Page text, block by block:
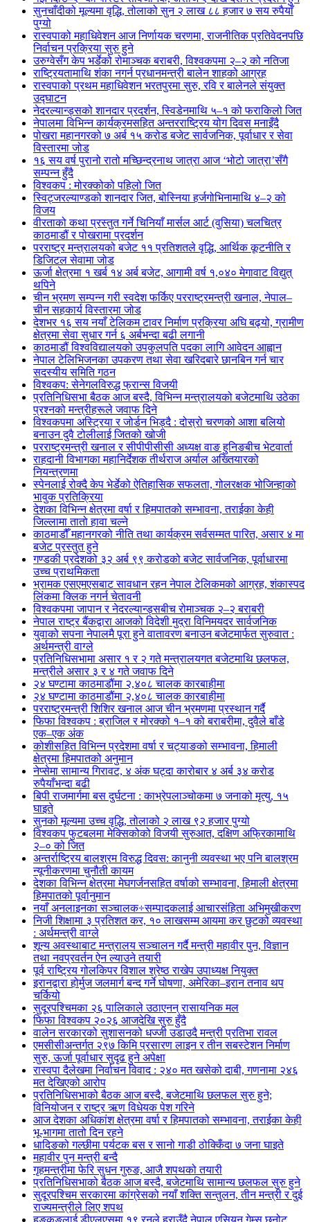
सुनचाँदीको मूल्यमा वृद्धि, तोलाको सुन २ लाख ८८ हजार ७ सय रुपैयाँ
पुग्यो
रास्वपाको महाधिवेशन आज निर्णायक चरणमा, राजनीतिक प्रतिवेदनपछि
निर्वाचन प्रक्रिया सुरु हुने
उरुग्वेसँग केप भर्डेको रोमाञ्चक बराबरी, विश्वकपमा २–२ को नतिजा
राष्ट्रियतामाथि शंका नगर्न प्रधानमन्त्री बालेन शाहको आग्रह
रास्वपाको प्रथम महाधिवेशन भरतपुरमा सुरु, रवि र बालेनले संयुक्त
उद्घाटन
नेदरल्यान्ड्सको शानदार प्रदर्शन, स्विडेनमाथि ५–१ को फराकिलो जित
नेपालमा विभिन्न कार्यक्रमसहित अन्तरराष्ट्रिय योग दिवस मनाइँदै
पोखरा महानगरको ७ अर्ब १५ करोड बजेट सार्वजनिक, पूर्वाधार र सेवा
विस्तारमा जोड
१६ सय वर्ष पुरानो रातो मच्छिन्द्रनाथ जात्रा आज ‘भोटो जात्रा’सँगै
सम्पन्न हुँदै
विश्वकप : मोरक्कोको पहिलो जित
स्विट्जरल्याण्डको शानदार जित, बोस्निया हर्जगोभिनामाथि ४–२ को
विजय
वीरताको कथा प्रस्तुत गर्ने चिनियाँ मार्सल आर्ट (वुसिया) चलचित्र
काठमाडौं र पोखरामा प्रदर्शन
परराष्ट्र मन्त्रालयको बजेट ११ प्रतिशतले वृद्धि, आर्थिक कूटनीति र
डिजिटल सेवामा जोड
ऊर्जा क्षेत्रमा १ खर्ब १४ अर्ब बजेट, आगामी वर्ष १,०४० मेगावाट विद्युत्
थपिने
चीन भ्रमण सम्पन्न गरी स्वदेश फर्किए परराष्ट्रमन्त्री खनाल, नेपाल–
चीन सहकार्य विस्तारमा जोड
देशभर १६ सय नयाँ टेलिकम टावर निर्माण प्रक्रिया अघि बढ्यो, ग्रामीण
क्षेत्रमा सेवा सुधार गर्न ६ अर्बभन्दा बढी लगानी
काठमाडौं विश्वविद्यालयको उपकुलपति पदका लागि आवेदन आह्वान
नेपाल टेलिभिजनका उपकरण तथा सेवा खरिदबारे छानबिन गर्न चार
सदस्यीय समिति गठन
विश्वकप: सेनेगलविरुद्ध फ्रान्स विजयी
प्रतिनिधिसभा बैठक आज बस्दै, विभिन्न मन्त्रालयको बजेटमाथि उठेका
प्रश्नको मन्त्रीहरूले जवाफ दिने
विश्वकपमा अस्ट्रिया र जोर्डन भिड्दै : दोस्रो चरणको आशा बलियो
बनाउन दुवै टोलीलाई जितको खोजी
परराष्ट्रमन्त्री खनाल र सीपीपीसीसी अध्यक्ष वाङ हुनिङबीच भेटवार्ता
राहदानी विभागका महानिर्देशक तीर्थराज अर्याल अख्तियारको
नियन्त्रणमा
स्पेनलाई रोक्दै केप भेर्डेको ऐतिहासिक सफलता, गोलरक्षक भोजिन्हाको
भावुक प्रतिक्रिया
देशका विभिन्न क्षेत्रमा वर्षा र हिमपातको सम्भावना, तराईका केही
जिल्लामा तातो हावा चल्ने
काठमाडौँ महानगरको नीति तथा कार्यक्रम सर्वसम्मत पारित, असार ४ मा
बजेट प्रस्तुत हुने
गण्डकी प्रदेशको ३२ अर्ब ९९ करोडको बजेट सार्वजनिक, पूर्वाधारमा
उच्च प्राथमिकता
भ्रामक एसएमएसबाट सावधान रहन नेपाल टेलिकमको आग्रह, शंकास्पद
लिंकमा क्लिक नगर्न चेतावनी
विश्वकपमा जापान र नेदरल्यान्ड्सबीच रोमाञ्चक २–२ बराबरी
नेपाल राष्ट्र बैंकद्वारा आजको विदेशी मुद्रा विनिमयदर सार्वजनिक
युवाको सपना नेपालमै पूरा हुने वातावरण बनाउन बजेटमार्फत सुरुवात :
अर्थमन्त्री वाग्ले
प्रतिनिधिसभामा असार १ र २ गते मन्त्रालयगत बजेटमाथि छलफल,
मन्त्रीले असार ३ र ४ गते जवाफ दिने
२४ घण्टामा काठमाडौंमा २,४०८ चालक कारबाहीमा
२४ घण्टामा काठमाडौंमा २,४०८ चालक कारबाहीमा
परराष्ट्रमन्त्री शिशिर खनाल आज चीन भ्रमणमा प्रस्थान गर्दै
फिफा विश्वकप : ब्राजिल र मोरक्को १–१ को बराबरीमा, दुवैले बाँडे
एक–एक अंक
कोशीसहित विभिन्न प्रदेशमा वर्षा र चट्याङको सम्भावना, हिमाली
क्षेत्रमा हिमपातको अनुमान
नेप्सेमा सामान्य गिरावट, ४ अंक घट्दा कारोबार ४ अर्ब ३४ करोड
रुपैयाँभन्दा बढी
बिपी राजमार्गमा बस दुर्घटना : काभ्रेपलाञ्चोकमा ७ जनाको मृत्यु, १५
घाइते
सुनको मूल्यमा उच्च वृद्धि, तोलाको २ लाख ९२ हजार पुग्यो
विश्वकप फुटबलमा मेक्सिकोको विजयी सुरुआत, दक्षिण अफ्रिकामाथि
२–० को जित
अन्तर्राष्ट्रिय बालश्रम विरुद्ध दिवस: कानुनी व्यवस्था भए पनि बालश्रम
न्यूनीकरणमा चुनौती कायम
देशका विभिन्न क्षेत्रमा मेघगर्जनसहित वर्षाको सम्भावना, हिमाली क्षेत्रमा
हिमपातको पूर्वानुमान
नयाँ अनलाइनका सञ्चालक÷सम्पादकलाई आचारसंहिता अभिमुखीकरण
निजी शिक्षामा ३ प्रतिशत कर, १० लाखसम्म आयमा कर छुटको व्यवस्था
: अर्थमन्त्री वाग्ले
शून्य अवस्थाबाट मन्त्रालय सञ्चालन गर्दै मन्त्री महावीर पुन, विज्ञान
तथा नवप्रवर्तन ऐन ल्याउने तयारी
पूर्व राष्ट्रिय गोलकिपर विशाल श्रेष्ठ राखेप उपाध्यक्ष नियुक्त
इरानद्वारा होर्मुज जलमार्ग बन्द गर्ने घोषणा, अमेरिका–इरान तनाव थप
चर्कियो
सुदूरपश्चिमका २६ पालिकाले उठाएनन् रासायनिक मल
फिफा विश्वकप २०२६ आजदेखि सुरु हुँदै
वालेन सरकारको सुशासनको धज्जी उडाउदै मन्त्री प्रतिभा रावल
एमसीसीअन्तर्गत २९७ किमि प्रसारण लाइन र तीन सबस्टेशन निर्माण
सुरु, ऊर्जा पूर्वाधार सुदृढ हुने अपेक्षा
रास्वपा दैलेखमा निर्वाचन विवाद : २४० मत खसेको दाबी, गणनामा २४६
मत देखिएको आरोप
प्रतिनिधिसभाको बैठक आज बस्दै, बजेटमाथि छलफल सुरु हुने;
विनियोजन र राष्ट्र ऋण विधेयक पेश गरिने
आज देशका अधिकांश क्षेत्रमा वर्षा र हिमपातको सम्भावना, तराईका केही
भू-भागमा तातो दिन रहने
धादिङको गल्छीमा पर्यटक बस र सानो गाडी ठोक्किँदा ७ जना घाइते
महावीर पुन मन्त्री बन्दै
गृहमन्त्रीमा फेरि सुधन गुरुङ, आजै शपथको तयारी
प्रतिनिधिसभाको बैठक आज बस्दै, बजेटमाथि सामान्य छलफल सुरु हुने
सुदूरपश्चिम सरकारमा कांग्रेसको नयाँ शक्ति सन्तुलन, तीन मन्त्री र दुई
राज्यमन्त्रीले लिए शपथ
हङकङलाई डीएलएसमा १९ रनले हराउँदै नेपाल एसियन गेम्स छनोट